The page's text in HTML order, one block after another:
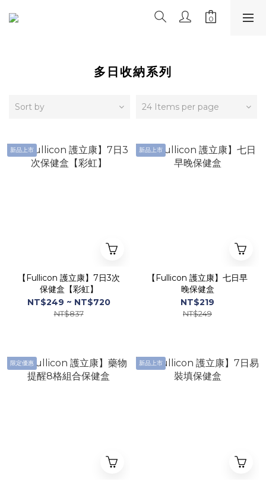
多日收納系列
Sort by 24 Items per page
新品上市
【Fullicon 護立康】7日3次
保健盒【彩虹】
NT$249 ~ NT$720
NT$837
新品上市
【Fullicon 護立康】七日早
晚保健盒
NT$219
NT$249
限定優惠 新品上市